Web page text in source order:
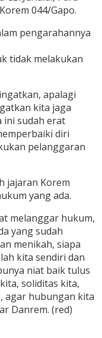
044/Gapo.
pengarahannya
tidak melakukan
apalagi
kita jaga
ini sudah erat
diri
pelanggaran
jajaran Korem
yang ada.
melanggar hukum,
yang sudah
menikah, siapa
kita sendiri dan
niat baik tulus
soliditas kita,
agar hubungan kita
Danrem. (red)